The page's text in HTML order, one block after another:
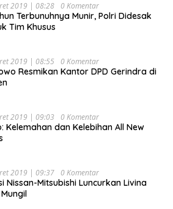
2019 | 08:28 0 Komentar
Terbunuhnya Munir, Polri Didesak
Tim Khusus
2019 | 08:55 0 Komentar
Resmikan Kantor DPD Gerindra di
2019 | 09:03 0 Komentar
Kelemahan dan Kelebihan All New
2019 | 09:37 0 Komentar
Nissan-Mitsubishi Luncurkan Livina